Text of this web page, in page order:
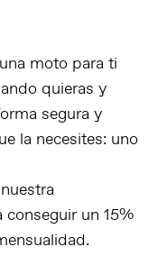
moto para ti
quieras y
segura y
la necesites: uno
conseguir un 15%